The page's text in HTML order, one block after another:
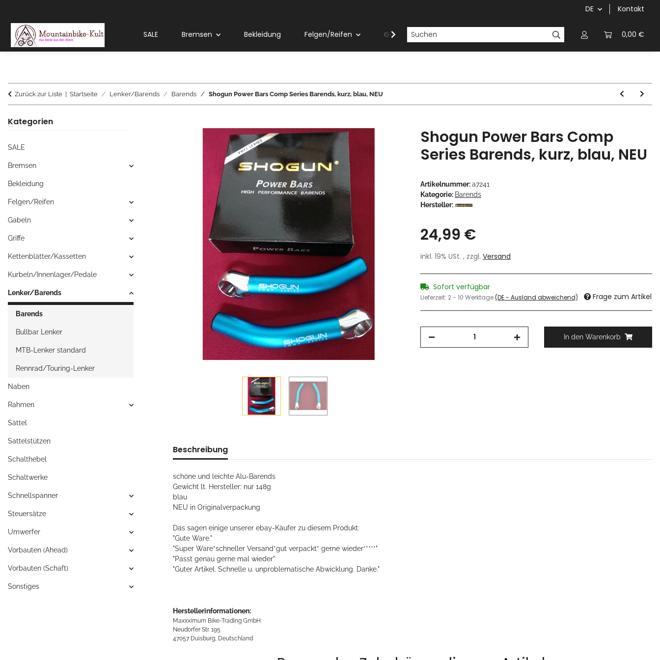
DE Kontakt
0,00 €
SALE Bremsen Bekleidung Felgen/Reifen Gabeln Kettenblätter/Kassetten Kurbeln/
Zurück zur Liste Startseite Lenker/Barends Barends Shogun Power Bars Comp Series Barends, kurz, blau, NEU
Shogun Power Bars Comp
Series Barends, kurz, blau, NEU
Artikelnummer:a7241
Kategorie: Barends
Hersteller:
24,99 €
inkl. 19% USt. , zzgl. Versand
Sofort verfügbar
Lieferzeit: 2 - 10 Werktage(DE - Ausland abweichend) Frage zum Artikel
In den Warenkorb
Beschreibung
schöne und leichte Alu-Barends
Gewicht lt. Hersteller: nur 148g
blau
NEU in Originalverpackung
Das sagen einige unserer ebay-Käufer zu diesem Produkt:
"Gute Ware."
"Super Ware*schneller Versand*gut verpackt* gerne wieder*****"
"Passt genau gerne mal wieder"
"Guter Artikel. Schnelle u. unproblematische Abwicklung. Danke."
Herstellerinformationen:
Maxxximum Bike-Trading GmbH
Neudorfer Str. 195
47057 Duisburg, Deutschland
Kategorien
SALE
Bremsen
Bekleidung
Felgen/Reifen
Gabeln
Griffe
Kettenblätter/Kassetten
Kurbeln/Innenlager/Pedale
Lenker/Barends
Barends
Bullbar Lenker
MTB-Lenker standard
Rennrad/Touring-Lenker
Naben
Rahmen
Sättel
Sattelstützen
Schalthebel
Schaltwerke
Schnellspanner
Steuersätze
Umwerfer
Vorbauten (Ahead)
Vorbauten (Schaft)
Sonstiges